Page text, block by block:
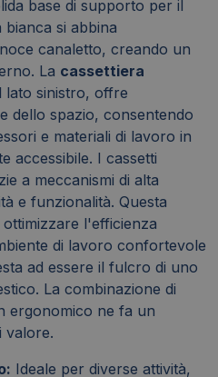
base di supporto per il
si abbina
canaletto, creando un
La cassettiera
lato sinistro, offre
dello spazio, consentendo
e materiali di lavoro in
accessibile. I cassetti
a meccanismi di alta
e funzionalità. Questa
l'efficienza
di lavoro confortevole
ad essere il fulcro di uno
La combinazione di
ergonomico ne fa un
valore.
Ideale per diverse attività,